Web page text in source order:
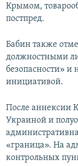
Крымом,
постпред.
Бабин также
должностными
безопасности» и
инициативой.
После аннексии
Украиной и
«граница». На
контрольных